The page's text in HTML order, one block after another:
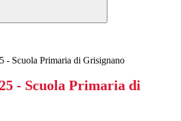
- Scuola Primaria di Grisignano
- Scuola Primaria di